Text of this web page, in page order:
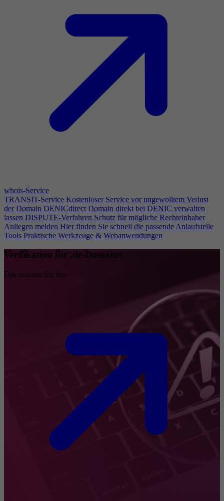
whois-Service
TRANSIT-Service Kostenloser Service vor ungewolltem Verlust
der Domain DENICdirect Domain direkt bei DENIC verwalten
lassen DISPUTE-Verfahren Schutz für mögliche Rechteinhaber
Anliegen melden Hier finden Sie schnell die passende Anlaufstelle
Tools Praktische Werkzeuge & Webanwendungen
Verifikation für .de-Domains
Das müssen Sie tun